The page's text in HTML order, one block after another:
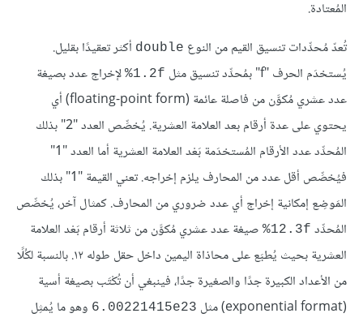
المُعتادة.
تُعدّ مُحدِّدات تنسيق القيم من النوع double أكثر تعقيدًا بقليل.
يُستخدَم الحرف "f" بمُحدِّد تنسيق مثل
‎%1.2f لإخراج عدد بصيغة
عدد عشري مُكوَّن من فاصلة عائمة (floating-point form) أي
يحتوي على عدة أرقام بعد العلامة العشرية. يُخصِّص العدد "2" بذلك
المُحدِّد عدد الأرقام المُستخدَمة بَعْد العلامة العشرية أما العدد "1"
فيُخصِّص أقل عدد من المحارف يلزم إخراجه. تعني القيمة "1" بذلك
المَوضِع إمكانية إخراج أي عدد ضروري من المحارف. كمثال آخر، يُخصِّص
المُحدِّد ‎%12.3f صيغة عدد عشري مُكوَّن من ثلاثة أرقام بَعْد العلامة
العشرية بحيث يُطبَع على محاذاة اليمين داخل حقل طوله ١٢. بالنسبة لكُلًا
من الأعداد الكبيرة جدًا والصغيرة جدًا، فينبغي أن تُكْتَب بصيغة أسية
(exponential format) مثل
6.00221415e23 وهو ما يُمثِل